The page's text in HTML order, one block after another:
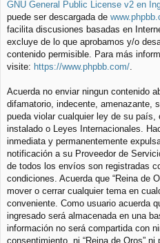
GNU General Public License v2 en
puede ser descargada de
facilita discusiones basadas en
excluye de lo que aprobamos y/o
contenido permisible. Para más
visite: https://www.phpbb.com/
Acuerda no enviar ningun contenido
difamatorio, indecente, amenazante,
pueda violar cualquier ley de su país,
instalado o Leyes Internacionales.
inmediata y permanentemente
notificación a su Proveedor de
de todos los envíos son registradas
condiciones. Acuerda que “Reina de
mover o cerrar cualquier tema en
conveniente. Como usuario acuerda
ingresado será almacenada en una
información no será compartida con
consentimiento, ni “Reina de Oros”